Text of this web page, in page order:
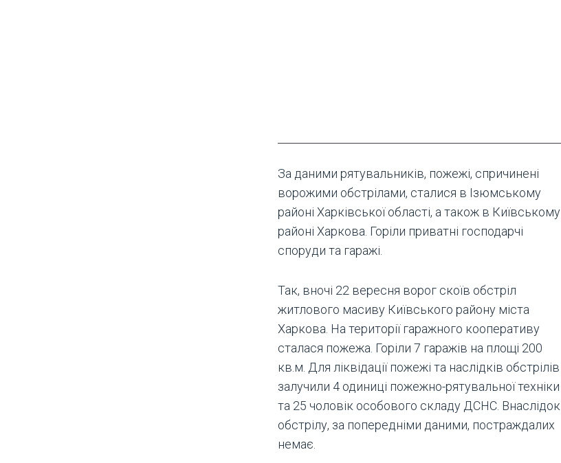
За даними рятувальників, пожежі, спричинені
ворожими обстрілами, сталися в Ізюмському
районі Харківської області, а також в Київському
районі Харкова. Горіли приватні господарчі
споруди та гаражі.
Так, вночі 22 вересня ворог скоїв обстріл
житлового масиву Київського району міста
Харкова. На території гаражного кооперативу
сталася пожежа. Горіли 7 гаражів на площі 200
кв.м. Для ліквідації пожежі та наслідків обстрілів
залучили 4 одиниці пожежно-рятувальної техніки
та 25 чоловік особового складу ДСНС. Внаслідок
обстрілу, за попередніми даними, постраждалих
немає.